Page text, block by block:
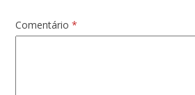
Comentário*